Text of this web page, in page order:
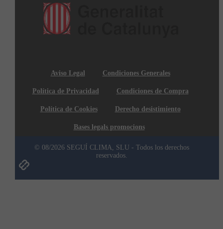
Aviso Legal Condiciones Generales
Política de Privacidad Condiciones de Compra
Política de Cookies Derecho desistimiento
Bases legals promocions
© 08/2026 SEGUÍ CLIMA, SLU - Todos los derechos
reservados.